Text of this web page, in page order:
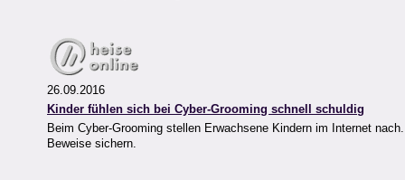
26.09.2016
Kinder fühlen sich bei Cyber-Grooming schnell schuldig
Beim Cyber-Grooming stellen Erwachsene Kindern im Internet
Beweise sichern.